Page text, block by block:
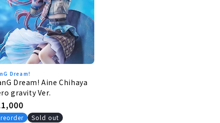
Dream!
Dream! Aine Chihaya
gravity Ver.
Sold out